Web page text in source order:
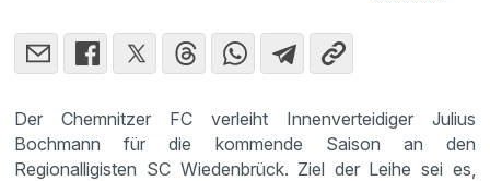
Der Chemnitzer FC verleiht Innenverteidiger Julius
Bochmann für die kommende Saison an den
Regionalligisten SC Wiedenbrück. Ziel der Leihe sei es,